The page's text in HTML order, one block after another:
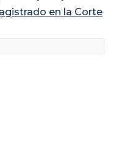
en la Corte